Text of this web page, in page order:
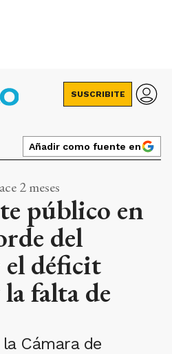
SUSCRIBITE
Añadir como fuente en
2 meses
público en
del
el déficit
falta de
Cámara de